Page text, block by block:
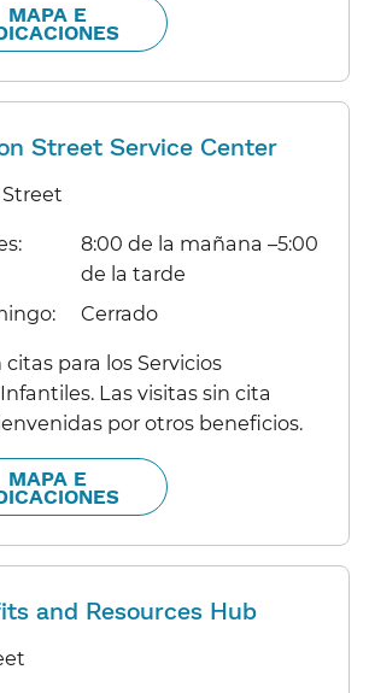
MAPA E
Street Service Center
Street
8:00 de la mañana –5:00
de la tarde​​
Cerrado​​
para los Servicios
Las visitas sin cita
por otros beneficios.​​
MAPA E
and Resources Hub